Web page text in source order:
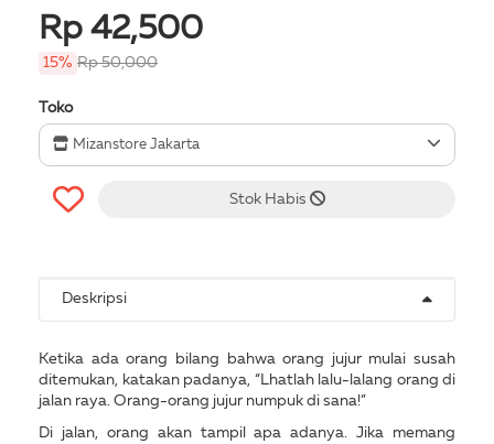
Rp 42,500
15% Rp 50,000
Toko
Mizanstore Jakarta
Stok Habis
Deskripsi
Ketika ada orang bilang bahwa orang jujur mulai susah
ditemukan, katakan padanya, “Lhatlah lalu-lalang orang di
jalan raya. Orang-orang jujur numpuk di sana!”
Di jalan, orang akan tampil apa adanya. Jika memang